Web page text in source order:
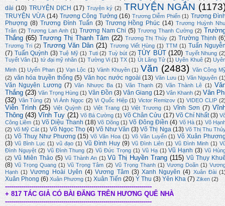
dài (10) TRUYỆN DỊCH (17) Truyện ký (2) TRUYỆN NGẮN
TRUYỆN VỪA (14) Trương Công Tưởng (16) Trương Diễm Phiến (1) Trương
Phượng (8) Trương Đình Tuấn (3) Trương Hồng Phúc (14) Trương Huỳnh
Trân (2) Trương Lan Anh (1) Trương Nam Chi (5) Trương Thanh Cường (2)
Thắng (65) Trương Thị Thanh Tâm (22) Trương Thị Thúy (2) Trường Thịnh
Trương Tri (2) Trương Văn Dân (21) Trương Viết Hùng (1) TTM (1) Tuấn
(7) Tuấn Quỳnh (3) Tuệ Mỹ (1) Tuti (2) Tuỳ bút (2) TÙY BÚT (120) Tuyết Nhung
Tuyết Vân (1) tứ đại mỹ nhân (1) Tường Vi (1) TX (1) Út Lãng Tử (1) Uyên Khuê (2)
Minh (1) Uyển Phan (1) Vạn Lộc (1) Vành Khuyên (1) Văn (2483) Văn Công
(2) văn hóa truyền thống (5) Văn học nước ngoài (13) Văn Lưu (1) Văn Nguyên
Văn Nguyên Lương (7) Văn Nhược Ba (1) Văn Thạnh (2) Văn Thành Lê (1)
Thắng (23) Văn Trọng Hùng (1) Vân Đồn (3) Vân Giang (12) Vân Khanh (2) Vân
(32) Vân Tùng (2) Vi Ánh Ngọc (2) Vi Quốc Hiệp (1) Victor Remizov (1) VIDEO CLIP
Viễn Trình (25) Việt Quỳnh (1) Việt Trang (1) Việt Trương (1) Vĩnh Sơn (7)
Thông (43) Vĩnh Tuy (21) Võ Bá Cường (1) Võ Chân Cửu (17) Võ Chí Nhất (3)
Công Liêm (1) Võ Diệu Thanh (18) Võ Dõng (1) Võ Đông Điền (4) Võ Hà (1) Võ
(2) Võ Mỹ Cát (1) Võ Ngọc Thọ (4) Võ Như Văn (3) Võ Thị Nga (13) Võ Thị Thu
(1) Võ Thuỵ Như Phương (15) Võ Văn Hoa (1) Võ Văn Luyến (1) Võ Xuân
(3) Vũ Bình Lục (1) vũ đạo (1) Vũ Đình Huy (9) Vũ Đình Liên (1) Vũ Đình Minh (1)
Đình Nguyệt (2) Vũ Đình Thung (2) Vũ Đức Trọng (1) Vũ Hạ (1) Vũ Hạnh (3) Vũ
(2) Vũ Miên Thảo (5) Vũ Thành An (1) Vũ Thị Huyền Trang (115) Vũ Thụy
(8) Vũ Trọng Quang (1) Vũ Trọng Tâm (2) Vũ Trọng Thanh (1) Vương Doãn (1)
Hạnh (1) Vương Hoài Uyên (4) Vương Tâm (3) Xanh Nguyên (4) Xuân Đài
Xuân Phong (6) Xuân Phương (1) Xuân Tiến (20) Ý Thu (3) Yên Kha (7) Ziken (2)
-------------------------------------------------------------------------
+ 817 TÁC GIẢ CÓ BÀI ĐĂNG TRÊN HƯƠNG QUÊ NHÀ
-------------------------------------------------------------------------